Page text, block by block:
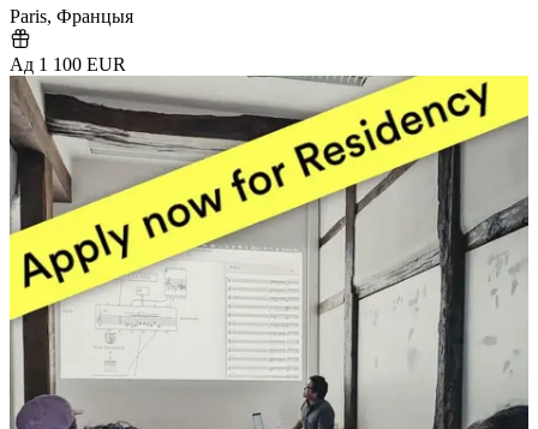
Paris, Францыя
Ад 1 100 EUR